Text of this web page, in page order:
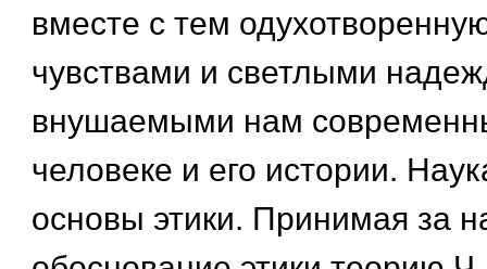
вместе с тем
чувствами и светлыми
внушаемыми нам
человеке и его истории.
основы этики. Принимая за